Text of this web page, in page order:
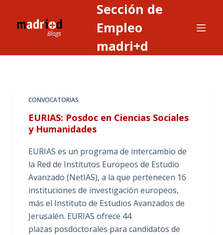
Sección de
Empleo
madri+d
CONVOCATORIAS
EURIAS: Posdoc en Ciencias Sociales
y Humanidades
EURIAS es un programa de intercambio de
la Red de Institutos Europeos de Estudio
Avanzado (NetIAS), a la que pertenecen 16
instituciones de investigación europeos,
más el Instituto de Estudios Avanzados de
Jerusalén. EURIAS ofrece 44
plazas posdoctorales para candidatos de